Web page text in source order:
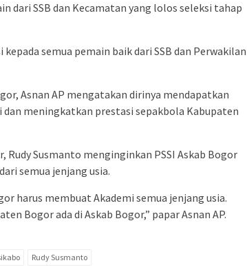
dari SSB dan Kecamatan yang lolos seleksi tahap
semua pemain baik dari SSB dan Perwakilan
Asnan AP mengatakan dirinya mendapatkan
meningkatkan prestasi sepakbola Kabupaten
Susmanto menginginkan PSSI Askab Bogor
semua jenjang usia.
harus membuat Akademi semua jenjang usia.
Bogor ada di Askab Bogor,” papar Asnan AP.
Rudy Susmanto